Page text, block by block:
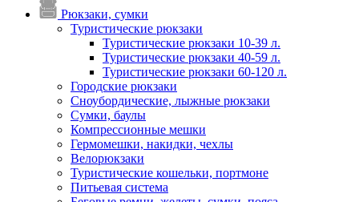
Рюкзаки, сумки
Туристические рюкзаки
Туристические рюкзаки 10-39 л.
Туристические рюкзаки 40-59 л.
Туристические рюкзаки 60-120 л.
Городские рюкзаки
Сноубордические, лыжные рюкзаки
Сумки, баулы
Компрессионные мешки
Гермомешки, накидки, чехлы
Велорюкзаки
Туристические кошельки, портмоне
Питьевая система